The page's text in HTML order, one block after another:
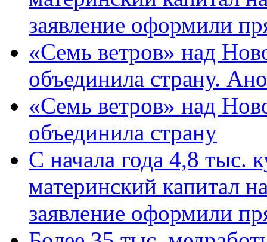
заявление оформили
«Семь ветров» над
объединила страну.
«Семь ветров» над
объединила страну
С начала года 4,8 тыс.
материнский капитал
заявление оформили